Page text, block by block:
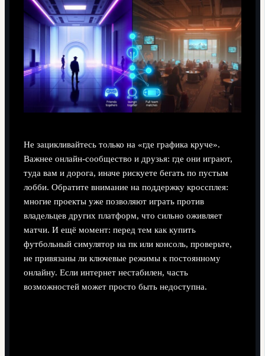
Не зацикливайтесь только на «где графика круче».
Важнее онлайн-сообщество и друзья: где они играют,
туда вам и дорога, иначе рискуете бегать по пустым
лобби. Обратите внимание на поддержку кроссплея:
многие проекты уже позволяют играть против
владельцев других платформ, что сильно оживляет
матчи. И ещё момент: перед тем как купить
футбольный симулятор на пк или консоль, проверьте,
не привязаны ли ключевые режимы к постоянному
онлайну. Если интернет нестабилен, часть
возможностей может просто быть недоступна.